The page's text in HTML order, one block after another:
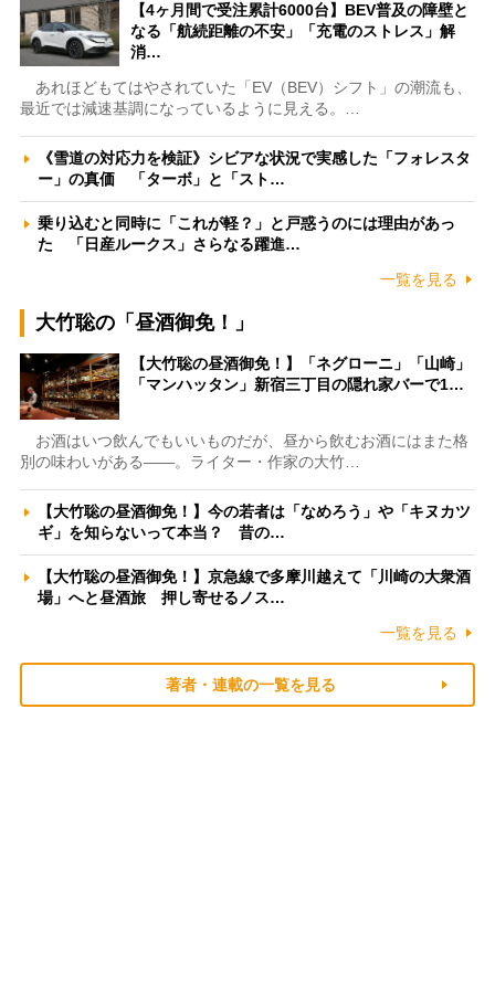
【4ヶ月間で受注累計6000台】BEV普及の障壁と
なる「航続距離の不安」「充電のストレス」解
消…
あれほどもてはやされていた「EV（BEV）シフト」の潮流も、
最近では減速基調になっているように見える。…
《雪道の対応力を検証》シビアな状況で実感した「フォレスタ
ー」の真価 「ターボ」と「スト…
乗り込むと同時に「これが軽？」と戸惑うのには理由があっ
た 「日産ルークス」さらなる躍進…
一覧を見る
大竹聡の「昼酒御免！」
【大竹聡の昼酒御免！】「ネグローニ」「山崎」
「マンハッタン」新宿三丁目の隠れ家バーで1…
お酒はいつ飲んでもいいものだが、昼から飲むお酒にはまた格
別の味わいがある――。ライター・作家の大竹…
【大竹聡の昼酒御免！】今の若者は「なめろう」や「キヌカツ
ギ」を知らないって本当？ 昔の…
【大竹聡の昼酒御免！】京急線で多摩川越えて「川崎の大衆酒
場」へと昼酒旅 押し寄せるノス…
一覧を見る
著者・連載の一覧を見る